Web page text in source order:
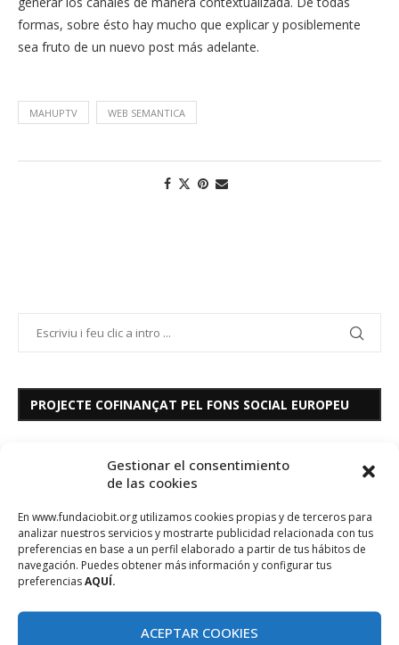
Gestionar el consentimiento
de las cookies
En www.fundaciobit.org utilizamos cookies propias y de terceros para
analizar nuestros servicios y mostrarte publicidad relacionada con tus
preferencias en base a un perfil elaborado a partir de tus hábitos de
navegación. Puedes obtener más información y configurar tus
preferenciasAQUÍ.
ACEPTAR COOKIES
formas, sobre ésto hay mucho que explicar y posiblemente
sea fruto de un nuevo post más adelante.
MAHUPTV WEB SEMANTICA
PROJECTE COFINANÇAT PEL FONS SOCIAL EUROPEU